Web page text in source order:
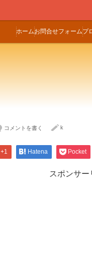
ホームお問合せフォームプ
コメントを書く k
+1 Hatena Pocket
スポンサー